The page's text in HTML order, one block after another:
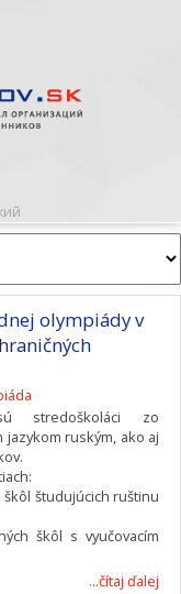
olympiády v
stredoškoláci zo
jazykom ruským, ako aj
študujúcich ruštinu
škôl s vyučovacím
...čítaj ďalej